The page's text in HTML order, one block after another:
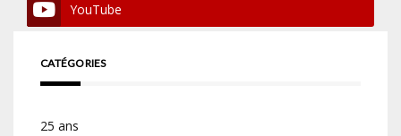
YouTube
CATÉGORIES
25 ans